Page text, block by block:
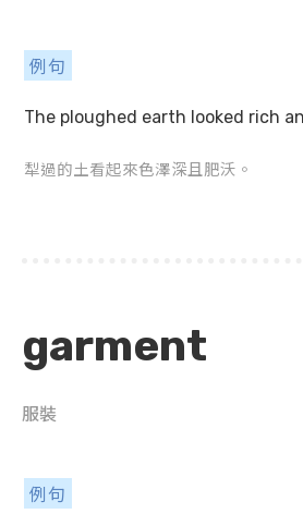
例句
The ploughed earth looked rich
犁過的土看起來色澤深且肥沃。
garment
服裝
例句